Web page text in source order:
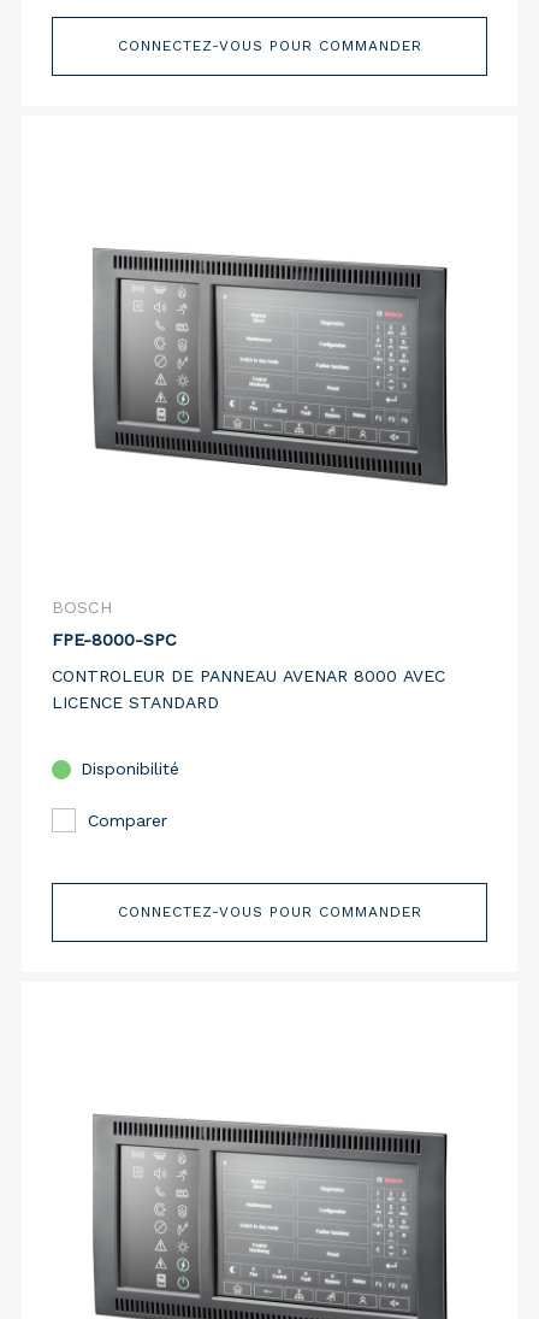
CONNECTEZ-VOUS POUR COMMANDER
BOSCH
FPE-8000-SPC
CONTROLEUR DE PANNEAU AVENAR 8000 AVEC
LICENCE STANDARD
Disponibilité
Comparer
CONNECTEZ-VOUS POUR COMMANDER